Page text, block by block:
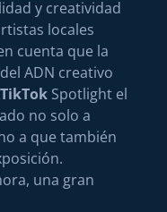
y creatividad
locales
cuenta que la
ADN creativo
TikTok Spotlight el
no solo a
a que también
una gran